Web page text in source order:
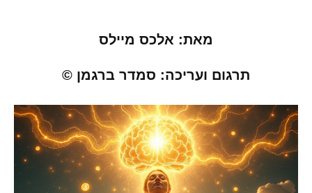
מאת: אלכס מיילס
תרגום ועריכה: סמדר ברגמן ©